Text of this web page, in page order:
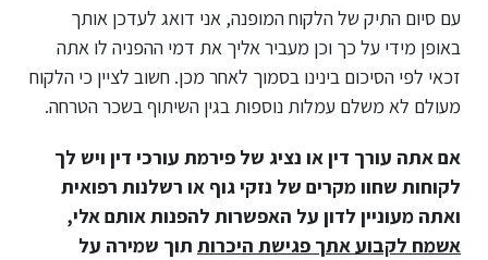
עם סיום התיק של הלקוח המופנה, אני דואג לעדכן אותך
באופן מידי על כך וכן מעביר אליך את דמי ההפניה לו אתה
זכאי לפי הסיכום בינינו בסמוך לאחר מכן. חשוב לציין כי הלקוח
מעולם לא משלם עמלות נוספות בגין השיתוף בשכר הטרחה.
אם אתה עורך דין או נציג של פירמת עורכי דין ויש לך
לקוחות שחוו מקרים של נזקי גוף או רשלנות רפואית
ואתה מעוניין לדון על האפשרות להפנות אותם אלי,
אשמח לקבוע אתך פגישת היכרות תוך שמירה על